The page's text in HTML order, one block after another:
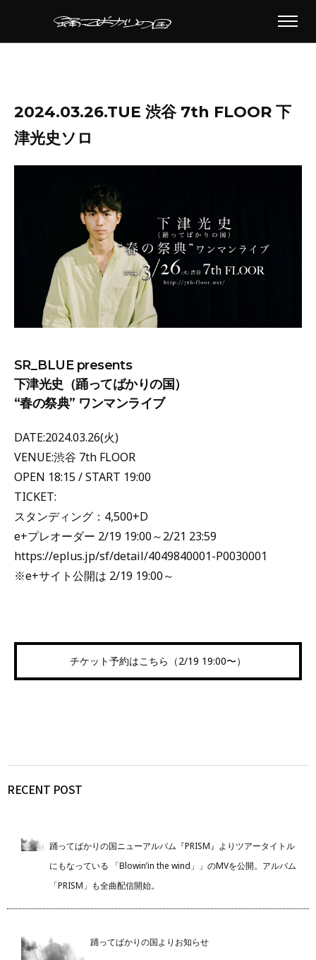
2024.03.26.TUE 渋谷 7th FLOOR 下
津光史ソロ
SR_BLUE presents
下津光史（踊ってばかりの国）
“春の祭典” ワンマンライブ
DATE:2024.03.26(火)
VENUE:渋谷 7th FLOOR
OPEN 18:15 / START 19:00
TICKET:
スタンディング：4,500+D
e+プレオーダー 2/19 19:00～2/21 23:59
https://eplus.jp/sf/detail/4049840001-P0030001
※e+サイト公開は 2/19 19:00～
チケット予約はこちら（2/19 19:00〜）
RECENT POST
踊ってばかりの国ニューアルバム『PRISM』よりツアータイトル
にもなっている 「Blowin’in the wind」」のMVを公開。アルバム
「PRISM」も全曲配信開始。
踊ってばかりの国よりお知らせ